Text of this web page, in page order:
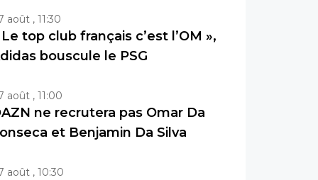
août , 11:30
Le top club français c’est l’OM »,
bouscule le PSG
août , 11:00
ne recrutera pas Omar Da
et Benjamin Da Silva
août , 10:30